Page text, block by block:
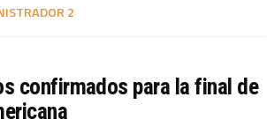
2
confirmados para la final de